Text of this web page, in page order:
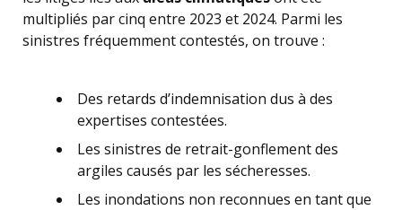
multipliés par cinq entre 2023 et 2024. Parmi les
sinistres fréquemment contestés, on trouve :
Des retards d’indemnisation dus à des
expertises contestées.
Les sinistres de retrait-gonflement des
argiles causés par les sécheresses.
Les inondations non reconnues en tant que